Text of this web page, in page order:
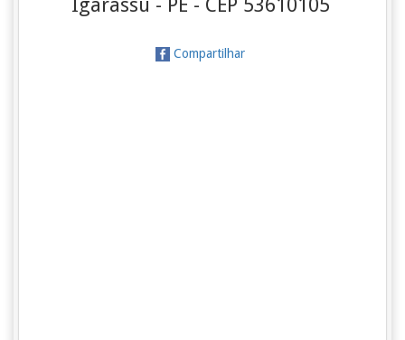
Igarassu - PE - CEP 53610105
Compartilhar